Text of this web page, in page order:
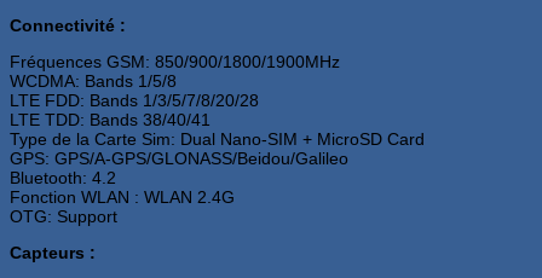
Connectivité :
Fréquences GSM: 850/900/1800/1900MHz
WCDMA: Bands 1/5/8
LTE FDD: Bands 1/3/5/7/8/20/28
LTE TDD: Bands 38/40/41
Type de la Carte Sim: Dual Nano-SIM + MicroSD Card
GPS: GPS/A-GPS/GLONASS/Beidou/Galileo
Bluetooth: 4.2
Fonction WLAN : WLAN 2.4G
OTG: Support
Capteurs :